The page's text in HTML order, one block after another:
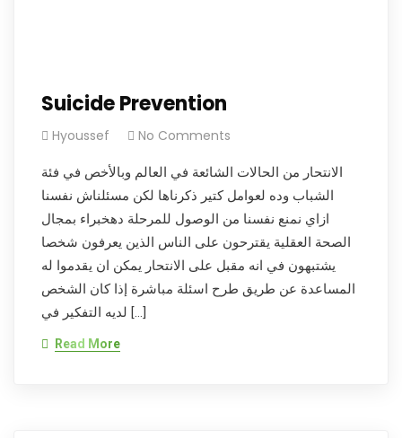
Suicide Prevention
Hyoussef No Comments
الانتحار من الحالات الشائعة في العالم وبالأخص في فئة
الشباب وده لعوامل كتير ذكرناها لكن مسئلناش نفسنا
ازاي نمنع نفسنا من الوصول للمرحلة دهخبراء بمجال
الصحة العقلية يقترحون على الناس الذين يعرفون شخصا
يشتبهون في انه مقبل على الانتحار يمكن ان يقدموا له
المساعدة عن طريق طرح اسئلة مباشرة إذا كان الشخص
لديه التفكير في […]
Read More